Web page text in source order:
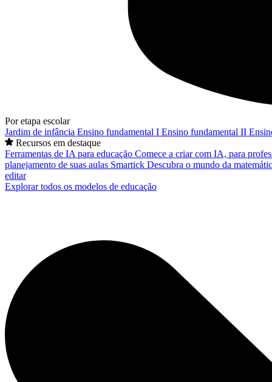
Por etapa escolar
Jardim de infância Ensino fundamental I Ensino fundamental II
Recursos em destaque
Ferramentas de IA para educação Comece a criar com IA, para
planejamento de suas aulas Smartick Descubra o mundo da
editar
Explorar todos os modelos de educação